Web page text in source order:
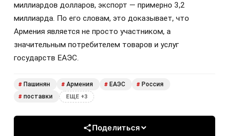
миллиардов долларов, экспорт — примерно 3,2
миллиарда. По его словам, это доказывает, что
Армения является не просто участником, а
значительным потребителем товаров и услуг
государств ЕАЭС.
# Пашинян # Армения # ЕАЭС # Россия
# поставки ЕЩЕ +3
Поделиться